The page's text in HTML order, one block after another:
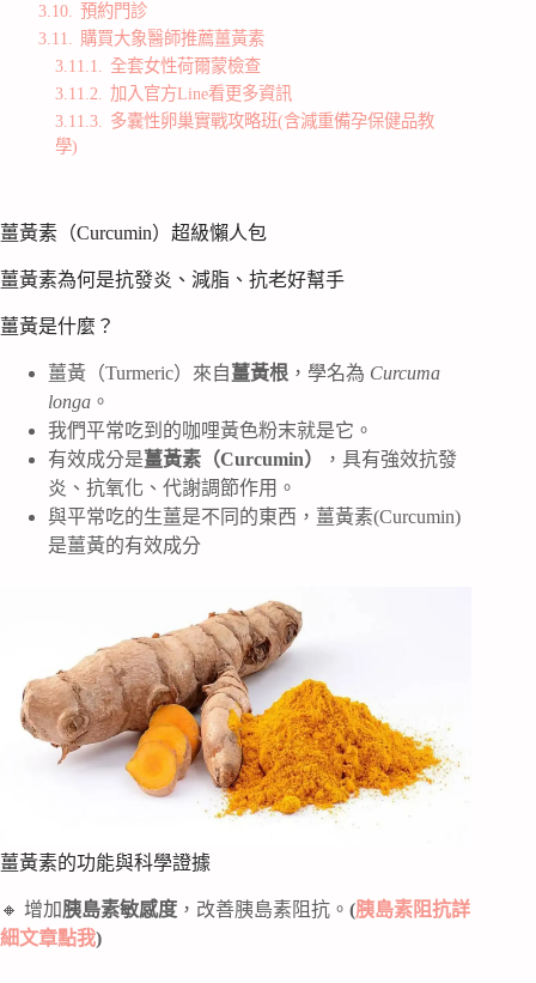
3.10. 預約門診
3.11. 購買大象醫師推薦薑黃素
3.11.1. 全套女性荷爾蒙檢查
3.11.2. 加入官方Line看更多資訊
3.11.3. 多囊性卵巢實戰攻略班(含減重備孕保健品教
學)
薑黃素（Curcumin）超級懶人包
薑黃素為何是抗發炎、減脂、抗老好幫手
薑黃是什麼？
薑黃（Turmeric）來自薑黃根 ，學名為 Curcuma
longa 。
我們平常吃到的咖哩黃色粉末就是它。
有效成分是薑黃素（Curcumin）
，具有強效抗發
炎、抗氧化、代謝調節作用。
與平常吃的生薑是不同的東西，薑黃素(Curcumin)
是薑黃的有效成分
薑黃素的功能與科學證據
🔸 增加胰島素敏感度 ，改善胰島素阻抗。 (胰島素阻抗詳
細文章點我)